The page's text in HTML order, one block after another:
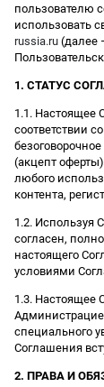
пользователю
использовать
russia.ru (далее
1. СТАТУС
1.1. Настоящее
соответствии
(акцепт
любого
контента,
1.2. Используя
согласен,
настоящего
условиями
1.3. Настоящее
специального
Соглашения
2. ПРАВА И